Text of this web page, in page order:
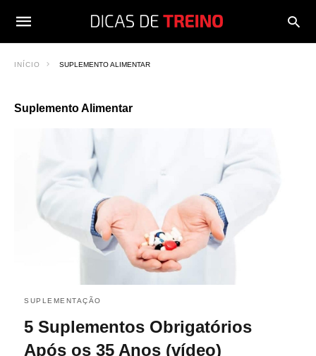
INÍCIO SUPLEMENTO ALIMENTAR
Suplemento Alimentar
SUPLEMENTAÇÃO
5 Suplementos Obrigatórios
Após os 35 Anos (vídeo)